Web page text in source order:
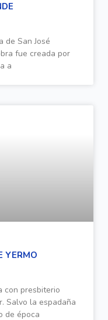
de San José
fue creada por
a
YERMO
con presbiterio
Salvo la espadaña
de época